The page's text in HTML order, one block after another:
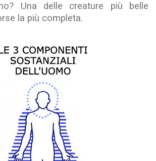
Una delle creature più belle
la più completa.